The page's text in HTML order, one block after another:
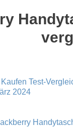
Test-
2024